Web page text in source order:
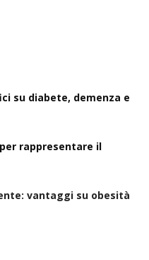
su diabete, demenza e
rappresentare il
vantaggi su obesità